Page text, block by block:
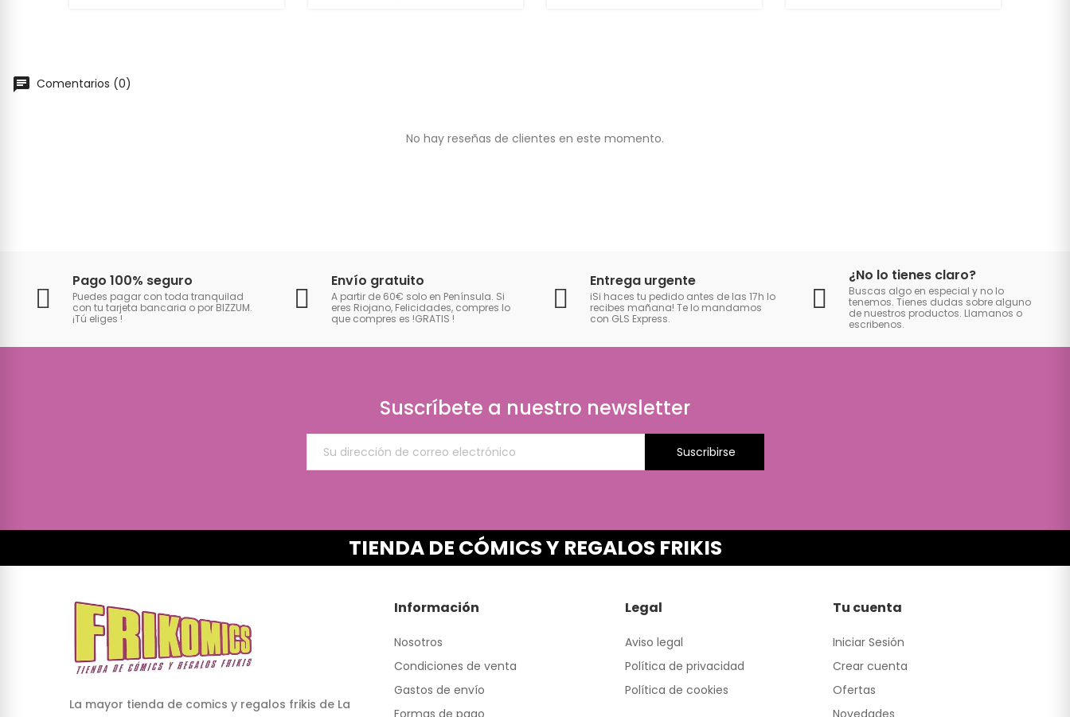
Comentarios (0)
No hay reseñas de clientes en este momento.
Pago 100% seguro
Puedes pagar con toda tranquilad
con tu tarjeta bancaria o por BIZZUM.
¡Tú eliges !
Envío gratuito
A partir de 60€ solo en Península. Si
eres Riojano, Felicidades, compres lo
que compres es !GRATIS !
Entrega urgente
iSi haces tu pedido antes de las 17h lo
recibes mañana! Te lo mandamos
con GLS Express.
¿No lo tienes claro?
Buscas algo en especial y no lo
tenemos. Tienes dudas sobre alguno
de nuestros productos. Llamanos o
escribenos.
Suscríbete a nuestro newsletter
Suscribirse
TIENDA DE CÓMICS Y REGALOS FRIKIS
La mayor tienda de comics y regalos frikis de La
Información
Nosotros
Condiciones de venta
Gastos de envío
Legal
Aviso legal
Política de privacidad
Política de cookies
Tu cuenta
Iniciar Sesión
Crear cuenta
Ofertas